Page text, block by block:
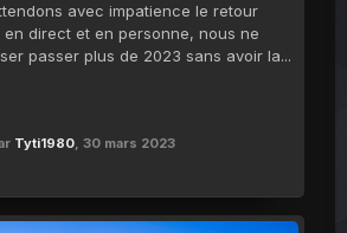
avec impatience le retour
direct et en personne, nous ne
passer plus de 2023 sans avoir la...
Tyti1980, 30 mars 2023